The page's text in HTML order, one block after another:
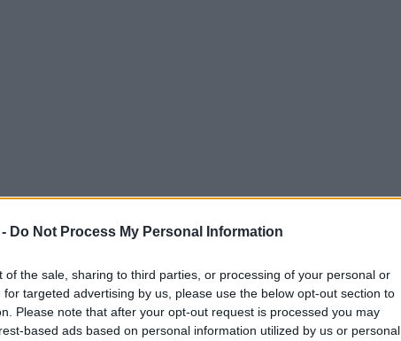
Do Not Process My Personal Information
of the sale, sharing to third parties, or processing of your personal or
targeted advertising by us, please use the below opt-out section to
Please note that after your opt-out request is processed you may
based ads based on personal information utilized by us or personal